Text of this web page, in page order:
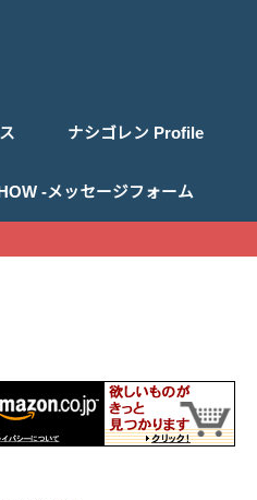
ナシゴレン Profile
-メッセージフォーム